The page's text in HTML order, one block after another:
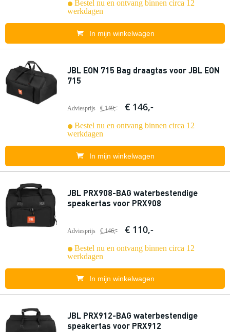
Bestel nu en ontvang binnen circa 12
werkdagen
In mijn winkelwagen
JBL EON 715 Bag draagtas voor JBL EON
715
Adviesprijs € 149,- € 146,-
Bestel nu en ontvang binnen circa 12
werkdagen
In mijn winkelwagen
JBL PRX908-BAG waterbestendige
speakertas voor PRX908
Adviesprijs € 146,- € 110,-
Bestel nu en ontvang binnen circa 12
werkdagen
In mijn winkelwagen
JBL PRX912-BAG waterbestendige
speakertas voor PRX912